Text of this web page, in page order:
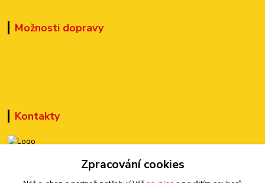
Možnosti dopravy
Kontakty
+420 777 899 301Zpracování cookies